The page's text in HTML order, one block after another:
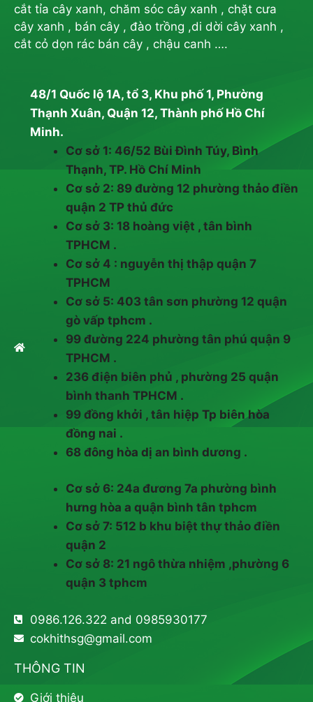
cắt tỉa cây xanh, chăm sóc cây xanh , chặt cưa
cây xanh , bán cây , đào trồng ,di dời cây xanh ,
cắt cỏ dọn rác bán cây , chậu canh ….
48/1 Quốc lộ 1A, tổ 3, Khu phố 1, Phường
Thạnh Xuân, Quận 12, Thành phố Hồ Chí
Minh.
Cơ sở 1: 46/52 Bùi Đình Túy, Bình
Thạnh, TP. Hồ Chí Minh
Cơ sở 2: 89 đường 12 phường thảo điền
quận 2 TP thủ đức
Cơ sở 3: 18 hoàng việt , tân bình
TPHCM .
Cơ sở 4 : nguyễn thị thập quận 7
TPHCM
Cơ sở 5: 403 tân sơn phường 12 quận
gò vấp tphcm .
99 đường 224 phường tân phú quận 9
TPHCM .
236 điện biên phủ , phường 25 quận
bình thanh TPHCM .
99 đồng khởi , tân hiệp Tp biên hòa
đồng nai .
68 đông hòa dị an bình dương .
Cơ sở 6: 24a đương 7a phường bình
hưng hòa a quận bình tân tphcm
Cơ sở 7: 512 b khu biệt thự thảo điền
quận 2
Cơ sở 8: 21 ngô thừa nhiệm ,phường 6
quận 3 tphcm
0986.126.322 and 0985930177
cokhithsg@gmail.com
THÔNG TIN
Giới thiệu